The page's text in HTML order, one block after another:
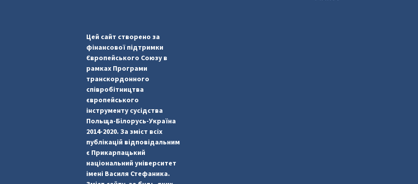
Цей сайт створено за
фінансової підтримки
Європейського Союзу в
рамках Програми
транскордонного
співробітництва
європейського
інструменту сусідства
Польща-Білорусь-Україна
2014-2020. За зміст всіх
публікацій відповідальним
є Прикарпацький
національний університет
імені Василя Стефаника.